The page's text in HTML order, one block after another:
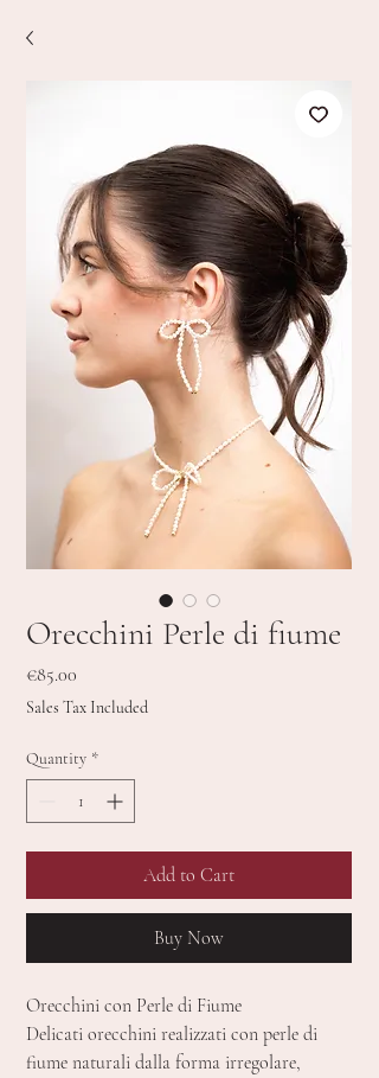
Orecchini Perle di fiume
€85.00
Sales Tax Included
Quantity *
Add to Cart
Buy Now
Orecchini con Perle di Fiume
Delicati orecchini realizzati con perle di
fiume naturali dalla forma irregolare,